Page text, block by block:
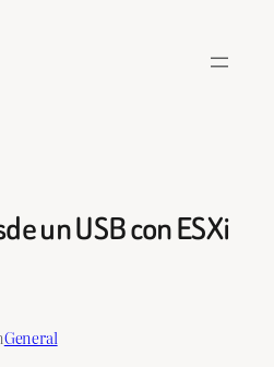
un USB con ESXi
General